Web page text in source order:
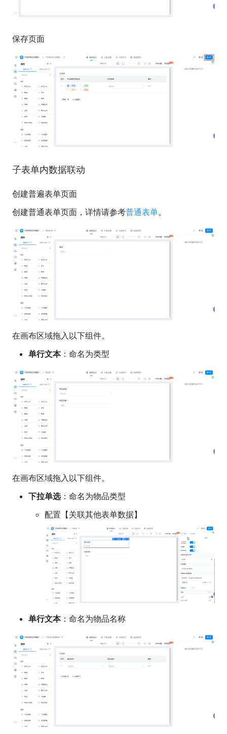
保存页面
子表单内数据联动
创建普遍表单页面
创建普通表单页面，详情请参考普通表单。
在画布区域拖入以下组件。
单行文本：命名为类型
在画布区域拖入以下组件。
下拉单选：命名为物品类型
配置【关联其他表单数据】
单行文本：命名为物品名称